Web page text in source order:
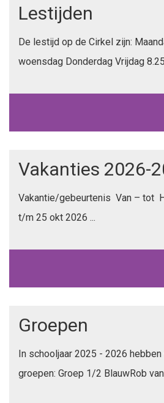
Lestijden
De lestijd op de Cirkel zijn:
woensdag Donderdag Vrijdag
Vakanties 2026-
Vakantie/gebeurtenis Van – tot
t/m 25 okt 2026 ...
Groepen
In schooljaar 2025 - 2026
groepen: Groep 1/2 BlauwRob